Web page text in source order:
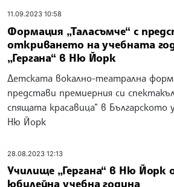
11.09.2023 10:58
Формация „Таласъмче“ с
откриването на учебната
„Гергана“ в Ню Йорк
Детската вокално-театрална
представи премиерния си
спящата красавица“ в Българското
Ню Йорк
28.08.2023 12:13
Училище „Гергана“ в Ню Йорк
юбилейна учебна година